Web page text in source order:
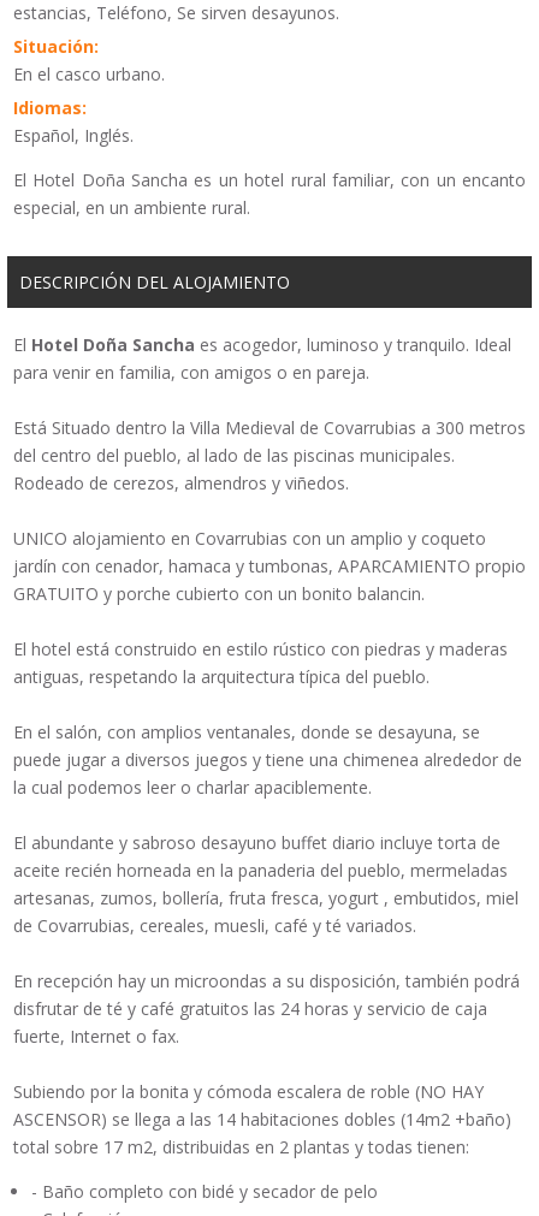
estancias, Teléfono, Se sirven desayunos.
Situación:
En el casco urbano.
Idiomas:
Español, Inglés.
El Hotel Doña Sancha es un hotel rural familiar, con un encanto
especial, en un ambiente rural.
DESCRIPCIÓN DEL ALOJAMIENTO
El Hotel Doña Sancha es acogedor, luminoso y tranquilo. Ideal
para venir en familia, con amigos o en pareja.
Está Situado dentro la Villa Medieval de Covarrubias a 300 metros
del centro del pueblo, al lado de las piscinas municipales.
Rodeado de cerezos, almendros y viñedos.
UNICO alojamiento en Covarrubias con un amplio y coqueto
jardín con cenador, hamaca y tumbonas, APARCAMIENTO propio
GRATUITO y porche cubierto con un bonito balancin.
El hotel está construido en estilo rústico con piedras y maderas
antiguas, respetando la arquitectura típica del pueblo.
En el salón, con amplios ventanales, donde se desayuna, se
puede jugar a diversos juegos y tiene una chimenea alrededor de
la cual podemos leer o charlar apaciblemente.
El abundante y sabroso desayuno buffet diario incluye torta de
aceite recién horneada en la panaderia del pueblo, mermeladas
artesanas, zumos, bollería, fruta fresca, yogurt , embutidos, miel
de Covarrubias, cereales, muesli, café y té variados.
En recepción hay un microondas a su disposición, también podrá
disfrutar de té y café gratuitos las 24 horas y servicio de caja
fuerte, Internet o fax.
Subiendo por la bonita y cómoda escalera de roble (NO HAY
ASCENSOR) se llega a las 14 habitaciones dobles (14m2 +baño)
total sobre 17 m2, distribuidas en 2 plantas y todas tienen:
- Baño completo con bidé y secador de pelo